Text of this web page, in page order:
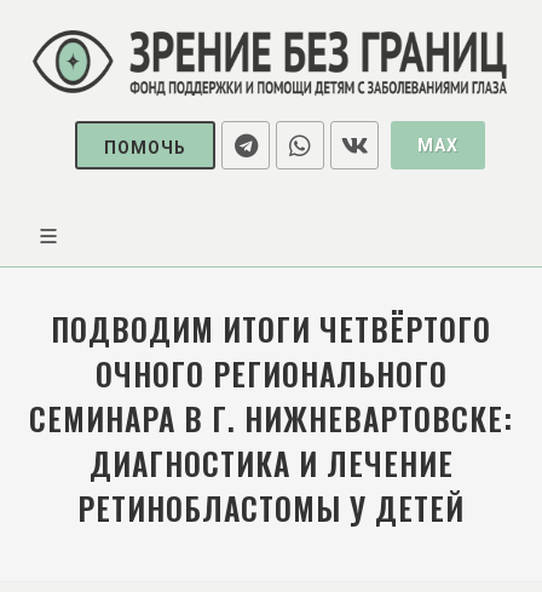
ПОМОЧЬ MAX
ПОДВОДИМ ИТОГИ ЧЕТВЁРТОГО
ОЧНОГО РЕГИОНАЛЬНОГО
СЕМИНАРА В Г. НИЖНЕВАРТОВСКЕ:
ДИАГНОСТИКА И ЛЕЧЕНИЕ
РЕТИНОБЛАСТОМЫ У ДЕТЕЙ